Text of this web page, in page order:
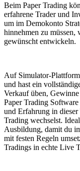
Beim Paper Trading
erfahrene Trader und
um im Demokonto
hinnehmen zu müssen,
gewünscht entwickeln.
Auf Simulator-
und hast ein
Verkauf üben,
Paper Trading
und Erfahrung in
Trading wechselst.
Ausbildung, damit du
mit festen Regeln
Tradings in echte Live